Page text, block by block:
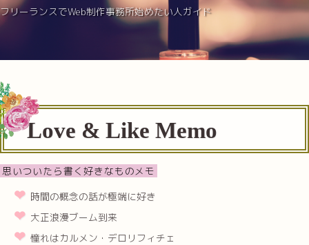
フリーランスでWeb制作事務所始めたい人ガイド
Love & Like Memo
思いついたら書く好きなものメモ
時間の概念の話が極端に好き
大正浪漫ブーム到来
憧れはカルメン・デロリフィチェ